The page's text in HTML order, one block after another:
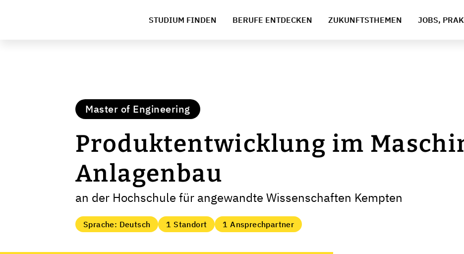
STUDIUM FINDEN BERUFE ENTDECKEN ZUKUNFTSTHEMEN JOBS,
Master of Engineering
Produktentwicklung im
Anlagenbau
an der Hochschule für angewandte Wissenschaften Kempten
Sprache: Deutsch 1 Standort 1 Ansprechpartner